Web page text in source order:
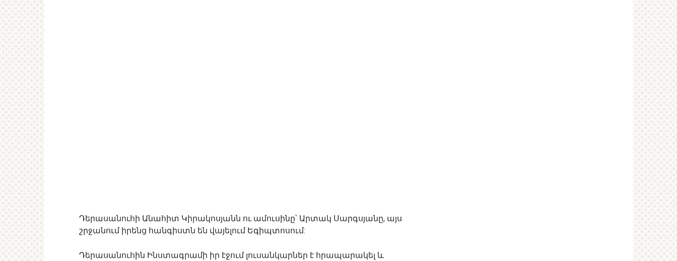
Դերասանուհի Անահիտ Կիրակոսյանն ու ամուսինը՝ Արտակ Սարգսյանը, այս
շրջանում իրենց հանգիստն են վայելում Եգիպտոսում:
Դերասանուհին Ինստագրամի իր էջում լուսանկարներ է հրապարակել և